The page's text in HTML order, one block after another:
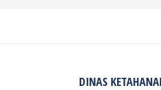
DINAS